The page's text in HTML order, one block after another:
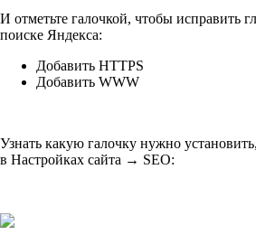
И отметьте галочкой, чтобы исправить
поиске Яндекса:
Добавить HTTPS
Добавить WWW
Узнать какую галочку нужно
в Настройках сайта → SEO: